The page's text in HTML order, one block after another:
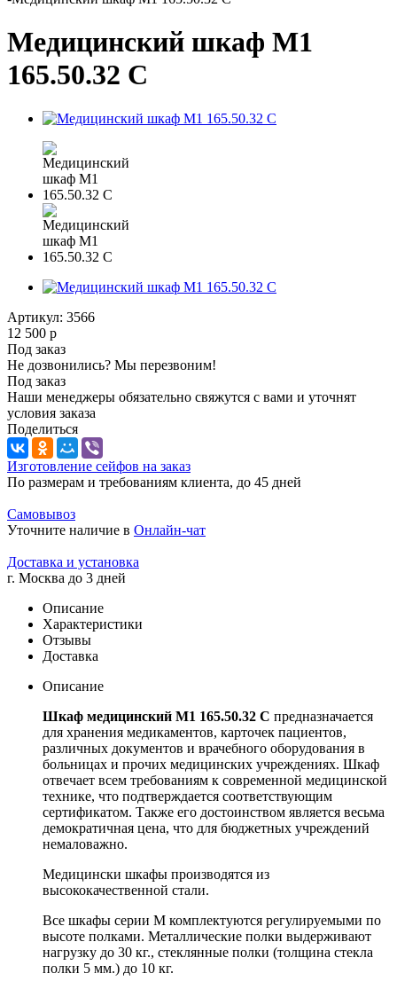
Медицинский шкаф М1
165.50.32 C
Артикул: 3566
12 500 р
Под заказ
Не дозвонились? Мы перезвоним!
Под заказ
Наши менеджеры обязательно свяжутся с вами и уточнят
условия заказа
Поделиться
Изготовление сейфов на заказ
По размерам и требованиям клиента, до 45 дней
Самовывоз
Уточните наличие в Онлайн-чат
Доставка и установка
г. Москва до 3 дней
Описание
Характеристики
Отзывы
Доставка
Описание
Шкаф медицинский М1 165.50.32 C предназначается
для хранения медикаментов, карточек пациентов,
различных документов и врачебного оборудования в
больницах и прочих медицинских учреждениях. Шкаф
отвечает всем требованиям к современной медицинской
технике, что подтверждается соответствующим
сертификатом. Также его достоинством является весьма
демократичная цена, что для бюджетных учреждений
немаловажно.
Медицински шкафы производятся из
высококачественной стали.
Все шкафы серии М комплектуются регулируемыми по
высоте полками. Металлические полки выдерживают
нагрузку до 30 кг., стеклянные полки (толщина стекла
полки 5 мм.) до 10 кг.